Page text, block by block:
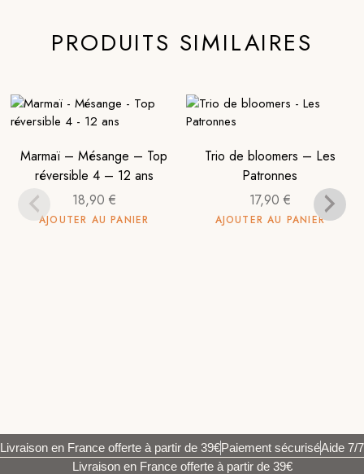
PRODUITS SIMILAIRES
Marmaï – Mésange – Top
réversible 4 – 12 ans
18,90 €
AJOUTER AU PANIER
Trio de bloomers – Les
Patronnes
17,90 €
AJOUTER AU PANIER
Livraison en France offerte à partir de 39€Paiement sécuriséAide 7/7
Livraison en France offerte à partir de 39€